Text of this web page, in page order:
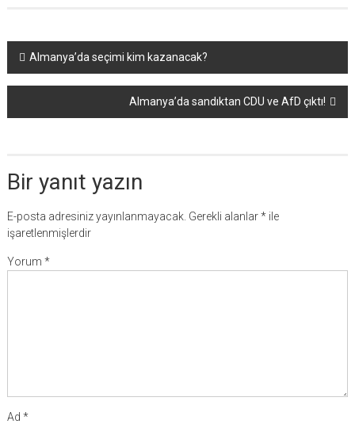
Yazı
dolaşımı
Almanya’da seçimi kim kazanacak?
Almanya’da sandıktan CDU ve AfD çıktı!
Bir yanıt yazın
E-posta adresiniz yayınlanmayacak. Gerekli alanlar*ile
işaretlenmişlerdir
Yorum *
Ad *